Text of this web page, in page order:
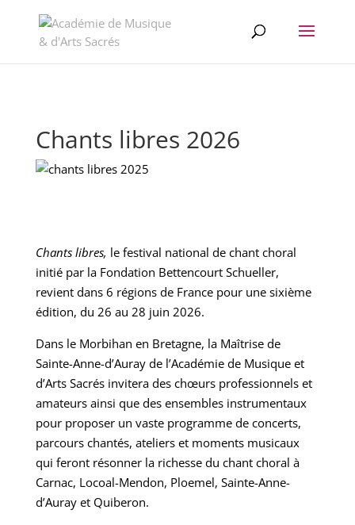
Chants libres 2026
Chants libres, le festival national de chant choral
initié par la Fondation Bettencourt Schueller,
revient dans 6 régions de France pour une sixième
édition, du 26 au 28 juin 2026.
Dans le Morbihan en Bretagne, la Maîtrise de
Sainte-Anne-d’Auray de l’Académie de Musique et
d’Arts Sacrés invitera des chœurs professionnels et
amateurs ainsi que des ensembles instrumentaux
pour proposer un vaste programme de concerts,
parcours chantés, ateliers et moments musicaux
qui feront résonner la richesse du chant choral à
Carnac, Locoal-Mendon, Ploemel, Sainte-Anne-
d’Auray et Quiberon.